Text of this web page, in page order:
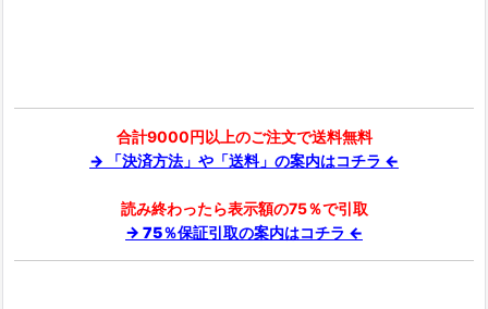
合計9000円以上のご注文で送料無料
→ 「決済方法」や「送料」の案内はコチラ ←
読み終わったら表示額の75％で引取
→ 75％保証引取の案内はコチラ ←